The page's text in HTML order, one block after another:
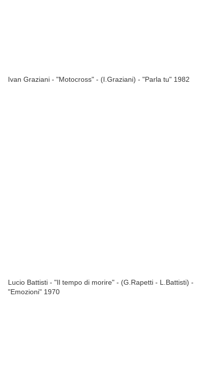
Ivan Graziani - "Motocross" - (I.Graziani) - "Parla tu" 1982
Lucio Battisti - "Il tempo di morire" - (G.Rapetti - L.Battisti) -
"Emozioni" 1970